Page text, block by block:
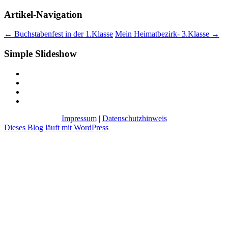
Artikel-Navigation
← Buchstabenfest in der 1.Klasse Mein Heimatbezirk- 3.Klasse →
Simple Slideshow
Impressum| Datenschutzhinweis
Dieses Blog läuft mit WordPress